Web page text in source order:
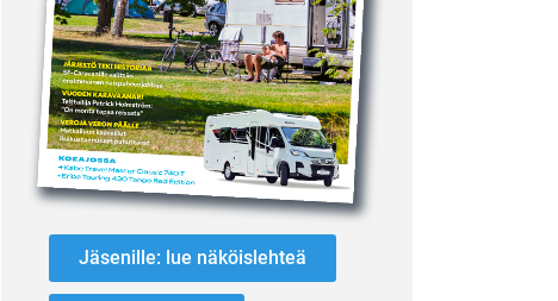
Jäsenille: lue näköislehteä